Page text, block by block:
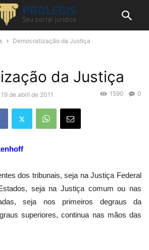
Democratização da Justiça
da Justiça
19 de abril de 2011 0
1590
dos tribunais, seja na Justiça Federal
seja na Justiça comum ou nas
seja nos primeiros degraus da
superiores, continua nas mãos das